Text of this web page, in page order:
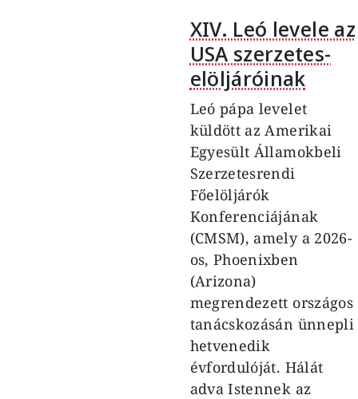
XIV. Leó levele az
USA szerzetes-
elöljáróinak
Leó pápa levelet
küldött az Amerikai
Egyesült Államokbeli
Szerzetesrendi
Főelöljárók
Konferenciájának
(CMSM), amely a 2026-
os, Phoenixben
(Arizona)
megrendezett országos
tanácskozásán ünnepli
hetvenedik
évfordulóját. Hálát
adva Istennek az